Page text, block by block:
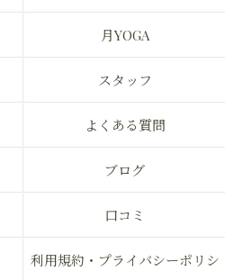
月YOGA
スタッフ
よくある質問
ブログ
口コミ
利用規約・プライバシーポリシ